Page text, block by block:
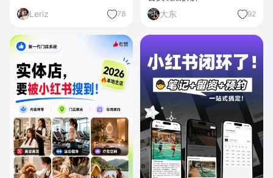
Leriz 78
大东
92